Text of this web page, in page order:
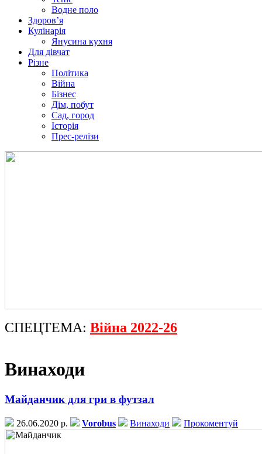
Водне поло
Здоров’я
Кулінарія
Янусина кухня
Для дівчат
Різне
Політика
Війна
Бізнес
Дім, побут
Сад, город
Історія
Прес-релізи
СПЕЦТЕМА: Війна 2022-26
Винаходи
Майданчик для гри в футзал
26.06.2020 р. Vorobus Винаходи Прокоментуй